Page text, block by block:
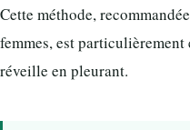
Cette méthode,
femmes, est
réveille en pleurant.